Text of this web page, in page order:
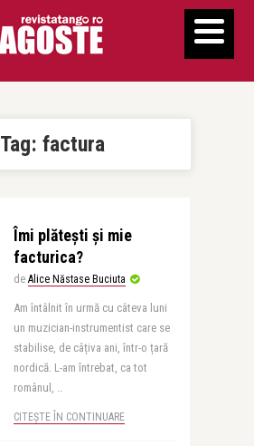
Tag: factura
Îmi plătești și mie
facturica?
de Alice Năstase Buciuta
Am întâlnit în urmă cu câteva luni
un muzician-instrumentist care se
stabilise, de câțiva ani, într-o țară
nordică. L-am întrebat, ca tot
românul, ..
CITEȘTE ÎN CONTINUARE